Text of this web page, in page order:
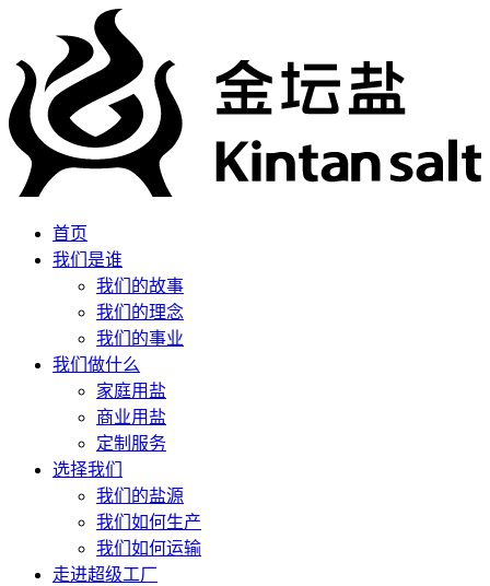
首页
我们是谁
我们的故事
我们的理念
我们的事业
我们做什么
家庭用盐
商业用盐
定制服务
选择我们
我们的盐源
我们如何生产
我们如何运输
走进超级工厂